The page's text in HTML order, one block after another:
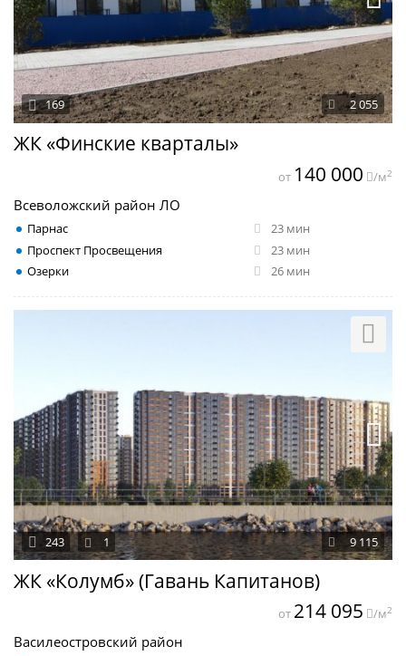
ЖК «Финские кварталы»
2 055
169
Всеволожский район ЛО
Парнас
23 мин
Проспект Просвещения
23 мин
Озерки
26 мин
от 140 000 /м2
ЖК «Колумб» (Гавань Капитанов)
9 115
243 1
Василеостровский район
от 214 095 /м2